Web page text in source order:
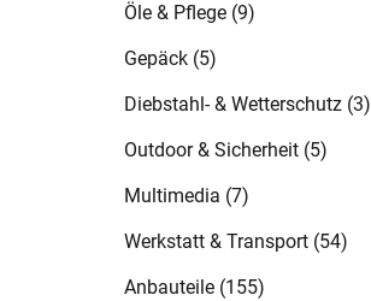
Öle & Pflege (9)
Gepäck (5)
Diebstahl- & Wetterschutz (3)
Outdoor & Sicherheit (5)
Multimedia (7)
Werkstatt & Transport (54)
Anbauteile (155)